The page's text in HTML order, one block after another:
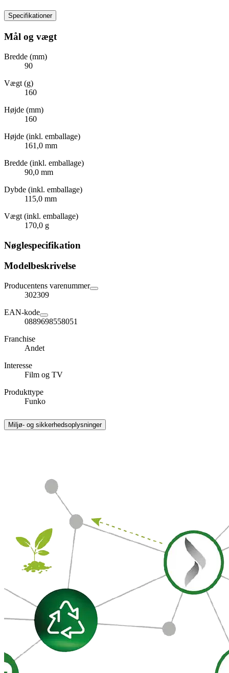
Specifikationer
Mål og vægt
Bredde (mm)
90
Vægt (g)
160
Højde (mm)
160
Højde (inkl. emballage)
161,0 mm
Bredde (inkl. emballage)
90,0 mm
Dybde (inkl. emballage)
115,0 mm
Vægt (inkl. emballage)
170,0 g
Nøglespecifikation
Modelbeskrivelse
Producentens varenummer
302309
EAN-kode
0889698558051
Franchise
Andet
Interesse
Film og TV
Produkttype
Funko
Miljø- og sikkerhedsoplysninger